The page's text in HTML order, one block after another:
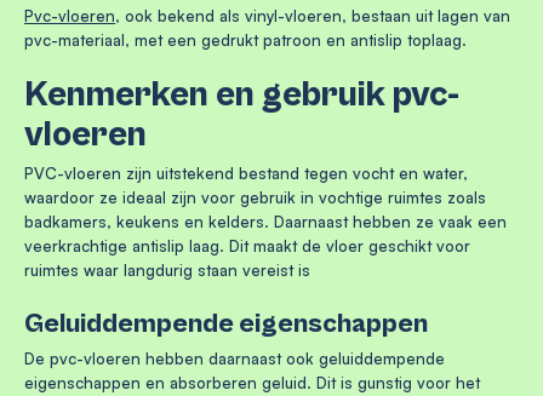
Pvc-vloeren, ook bekend als vinyl-vloeren, bestaan uit lagen van
pvc-materiaal, met een gedrukt patroon en antislip toplaag.
Kenmerken en gebruik pvc-
vloeren
PVC-vloeren zijn uitstekend bestand tegen vocht en water,
waardoor ze ideaal zijn voor gebruik in vochtige ruimtes zoals
badkamers, keukens en kelders. Daarnaast hebben ze vaak een
veerkrachtige antislip laag. Dit maakt de vloer geschikt voor
ruimtes waar langdurig staan vereist is
Geluiddempende eigenschappen
De pvc-vloeren hebben daarnaast ook geluiddempende
eigenschappen en absorberen geluid. Dit is gunstig voor het